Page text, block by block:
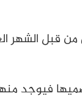
قبل الشهر
فيوجد